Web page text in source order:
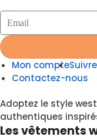
Mon compte
Contactez-nous
Adoptez le style
authentiques
Les vêtements